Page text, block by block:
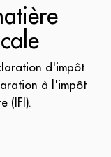
d'impôt
à l'impôt
(IFI).